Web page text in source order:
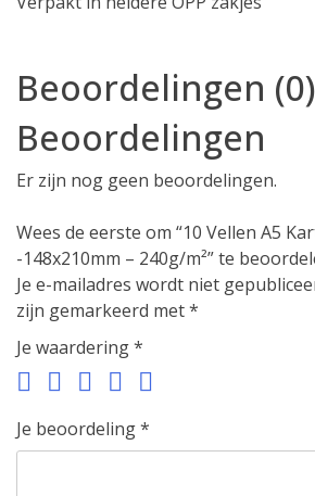
Beoordelingen (0)
Beoordelingen
Er zijn nog geen beoordelingen.
Wees de eerste om “10 Vellen A5
-148x210mm – 240g/m²” te
Je e-mailadres wordt niet
zijn gemarkeerd met*
Je waardering*
Je beoordeling*